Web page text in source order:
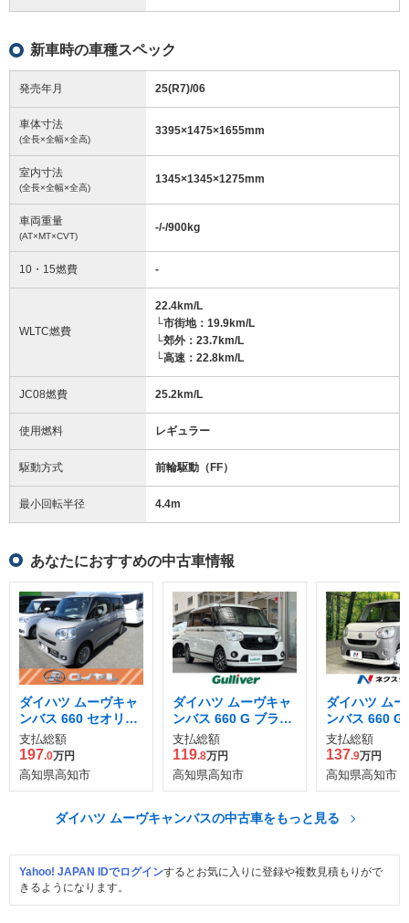
新車時の車種スペック
発売年月 25(R7)/06
車体寸法
(全長×全幅×全高)
3395×1475×1655mm
室内寸法
(全長×全幅×全高)
1345×1345×1275mm
車両重量
(AT×MT×CVT)
-/-/900kg
10・15燃費 -
WLTC燃費
22.4km/L
└市街地：19.9km/L
└郊外：23.7km/L
└高速：22.8km/L
JC08燃費 25.2km/L
使用燃料 レギュラー
駆動方式 前輪駆動（FF）
最小回転半径 4.4m
あなたにおすすめの中古車情報
ダイハツ ムーヴキャ
ンバス 660 セオリー
Gターボ
支払総額
197.0万円
高知県高知市
ダイハツ ムーヴキャ
ンバス 660 G ブラッ
クアクセントVS SAII
I
支払総額
119.8万円
高知県高知市
ダイハツ ム
ンバス 660 G
アップ リミ
AIII
支払総額
137.9万円
高知県高知市
ダイハツ ムーヴキャンバスの中古車をもっと見る
Yahoo! JAPAN IDでログインするとお気に入りに登録や複数見積もりがで
きるようになります。